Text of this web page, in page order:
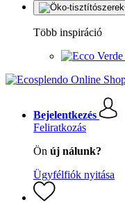
Több inspiráció
Bejelentkezés
Feliratkozás
Ön új nálunk?
Ügyfélfiók nyitása